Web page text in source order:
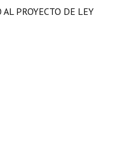
PROYECTO DE LEY